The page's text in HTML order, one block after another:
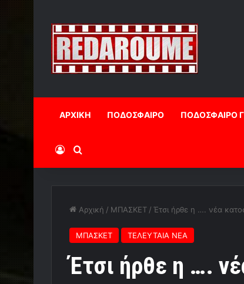
ΑΡΧΙΚΗ ΠΟΔΟΣΦΑΙΡΟ ΠΟΔΟΣΦΑΙΡΟ
Log InΑναζήτηση
Αρχική / ΜΠΑΣΚΕΤ / Έτσι ήρθε η …. νέα
ΜΠΑΣΚΕΤ ΤΕΛΕΥΤΑΙΑ ΝΕΑ
Έτσι ήρθε η ….